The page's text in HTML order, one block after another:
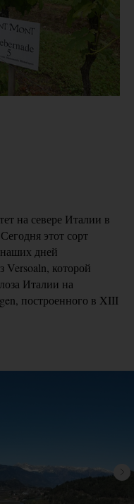
на севере Италии в
этот сорт
дней
Versoaln, которой
Италии на
построенного в XIII